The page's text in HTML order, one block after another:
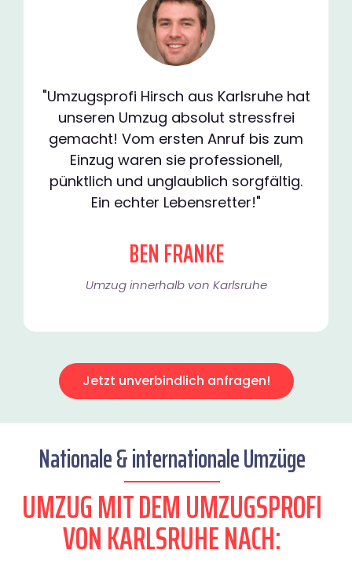
"Umzugsprofi Hirsch aus Karlsruhe hat
unseren Umzug absolut stressfrei
gemacht! Vom ersten Anruf bis zum
Einzug waren sie professionell,
pünktlich und unglaublich sorgfältig.
Ein echter Lebensretter!"
BEN FRANKE
Umzug innerhalb von Karlsruhe​
Jetzt unverbindlich anfragen!
Nationale & internationale Umzüge
UMZUG MIT DEM UMZUGSPROFI
VON KARLSRUHE NACH: